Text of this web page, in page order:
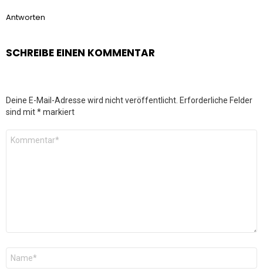
Antworten
SCHREIBE EINEN KOMMENTAR
Deine E-Mail-Adresse wird nicht veröffentlicht. Erforderliche Felder
sind mit*markiert
Kommentar
Name